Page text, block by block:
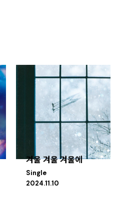
겨울 겨울 겨울에
Single
2024.11.10